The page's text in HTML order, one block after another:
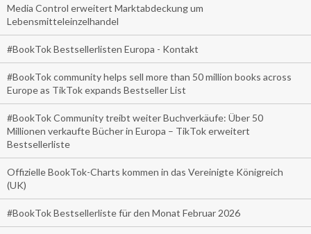
Media Control erweitert Marktabdeckung um
Lebensmitteleinzelhandel
#BookTok Bestsellerlisten Europa - Kontakt
#BookTok community helps sell more than 50 million books across
Europe as TikTok expands Bestseller List
#BookTok Community treibt weiter Buchverkäufe: Über 50
Millionen verkaufte Bücher in Europa – TikTok erweitert
Bestsellerliste
Offizielle BookTok-Charts kommen in das Vereinigte Königreich
(UK)
#BookTok Bestsellerliste für den Monat Februar 2026